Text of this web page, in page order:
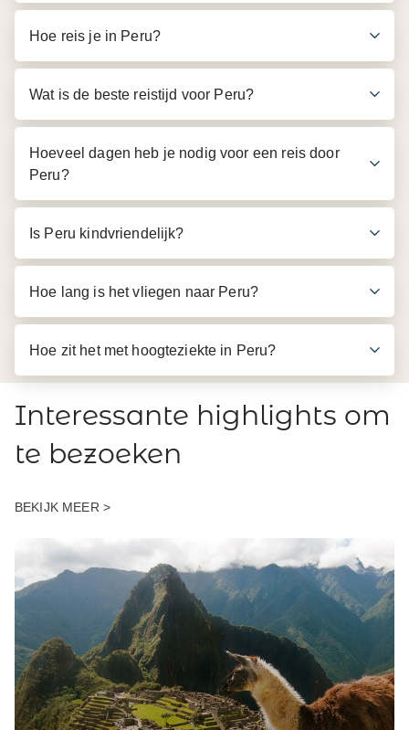
Hoe reis je in Peru?
Wat is de beste reistijd voor Peru?
Hoeveel dagen heb je nodig voor een reis door
Peru?
Is Peru kindvriendelijk?
Hoe lang is het vliegen naar Peru?
Hoe zit het met hoogteziekte in Peru?
Interessante highlights om
te bezoeken
BEKIJK MEER >